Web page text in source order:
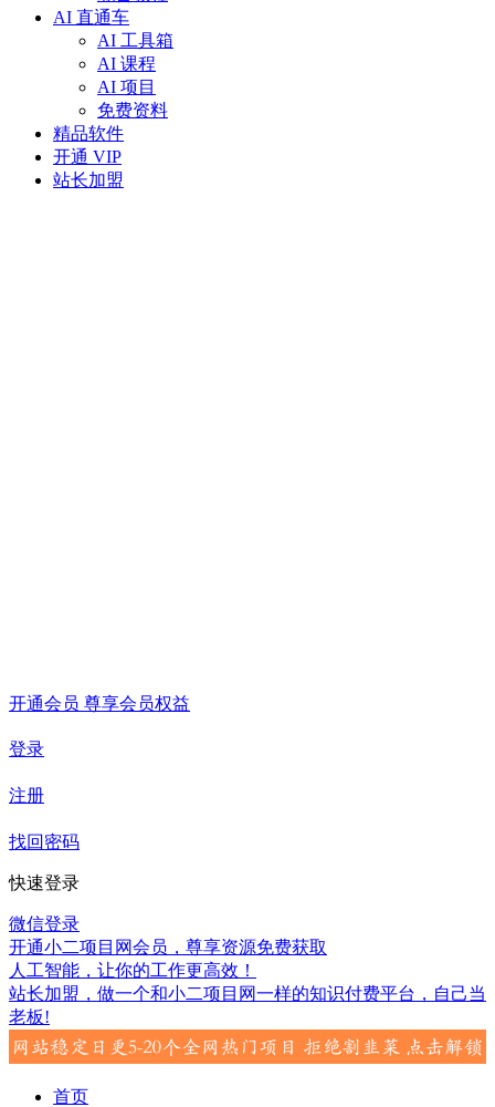
AI 直通车
AI 工具箱
AI 课程
AI 项目
免费资料
精品软件
开通 VIP
站长加盟
开通会员 尊享会员权益
登录
注册
找回密码
快速登录
微信登录
开通小二项目网会员，尊享资源免费获取
人工智能，让你的工作更高效！
站长加盟，做一个和小二项目网一样的知识付费平台，自己当
老板!
首页